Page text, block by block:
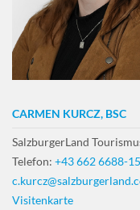
CARMEN KURCZ, BSC
SalzburgerLand
Telefon: +43 662 6688-15
Visitenkarte